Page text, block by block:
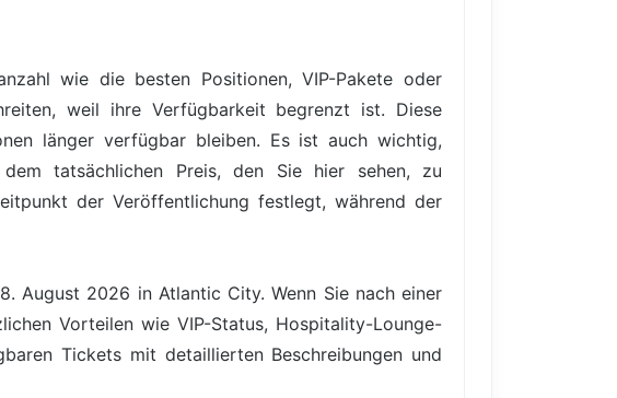
wie die besten Positionen, VIP-Pakete oder
weil ihre Verfügbarkeit begrenzt ist. Diese
länger verfügbar bleiben. Es ist auch wichtig,
tatsächlichen Preis, den Sie hier sehen, zu
der Veröffentlichung festlegt, während der
August 2026 in Atlantic City. Wenn Sie nach einer
Vorteilen wie VIP-Status, Hospitality-Lounge-
Tickets mit detaillierten Beschreibungen und